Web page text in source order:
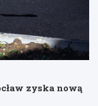
zyska nową